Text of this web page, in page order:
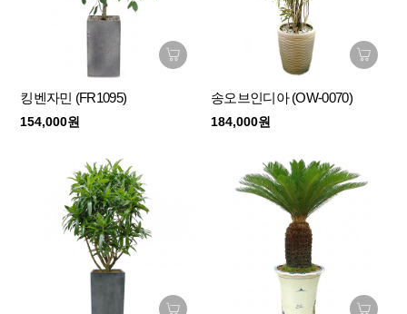
킹벤자민 (FR1095)
154,000원
송오브인디아 (OW-0070)
184,000원